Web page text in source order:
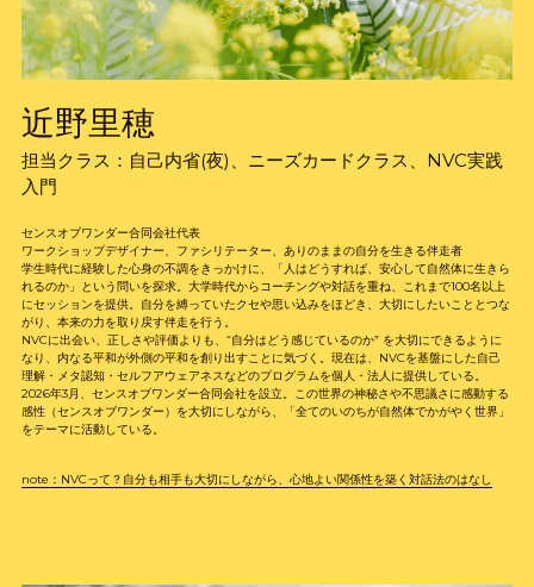
近野里穂
担当クラス：自己内省(夜)、ニーズカードクラス、 NVC実践
入門
センスオブワンダー合同会社代表
ワークショップデザイナー、ファシリテーター、ありのままの自分を生きる伴走者
学生時代に経験した心身の不調をきっかけに、「人はどうすれば、安心して自然体に生きら
れるのか」という問いを探求。大学時代からコーチングや対話を重ね、これまで100名以上
にセッションを提供。自分を縛っていたクセや思い込みをほどき、大切にしたいこととつな
がり、本来の力を取り戻す伴走を行う。
NVCに出会い、正しさや評価よりも、“自分はどう感じているのか” を大切にできるように
なり、内なる平和が外側の平和を創り出すことに気づく。現在は、NVCを基盤にした自己
理解・メタ認知・セルフアウェアネスなどのプログラムを個人・法人に提供している。
2026年3月、センスオブワンダー合同会社を設立。この世界の神秘さや不思議さに感動する
感性（センスオブワンダー）を大切にしながら、「全てのいのちが自然体でかがやく世界」
をテーマに活動している。
note： NVCって？自分も相手も大切にしながら、心地よい関係性を築く対話法のはなし